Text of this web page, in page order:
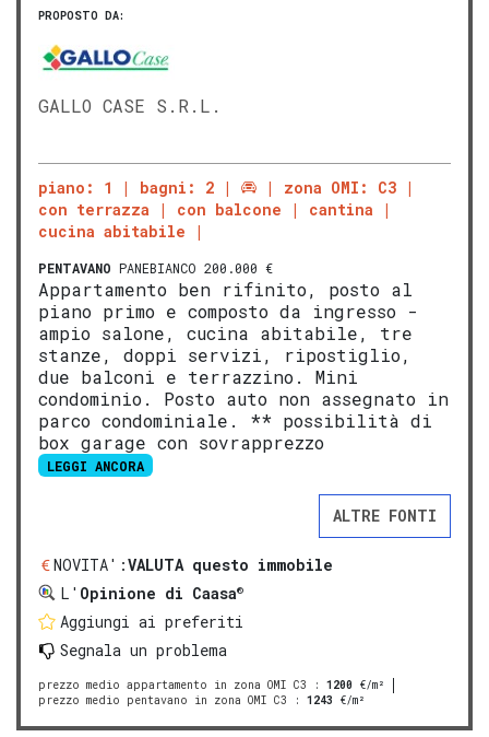
PROPOSTO DA:
GALLO CASE S.R.L.
piano: 1 bagni: 2
zona OMI: C3
con terrazza
con balcone
cantina
cucina abitabile
PENTAVANO PANEBIANCO 200.000 €
Appartamento ben rifinito, posto al
piano primo e composto da ingresso -
ampio salone, cucina abitabile, tre
stanze, doppi servizi, ripostiglio,
due balconi e terrazzino. Mini
condominio. Posto auto non assegnato in
parco condominiale. ** possibilità di
box garage con sovrapprezzo
LEGGI ANCORA
ALTRE FONTI
NOVITA':VALUTA questo immobile
L' Opinione di Caasa®
Aggiungi ai preferiti
Segnala un problema
prezzo medio appartamento in zona OMI C3 : 1200 €/m²
prezzo medio pentavano in zona OMI C3 : 1243 €/m²